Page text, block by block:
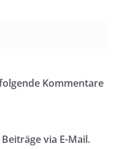
Kommentare
via E-Mail.